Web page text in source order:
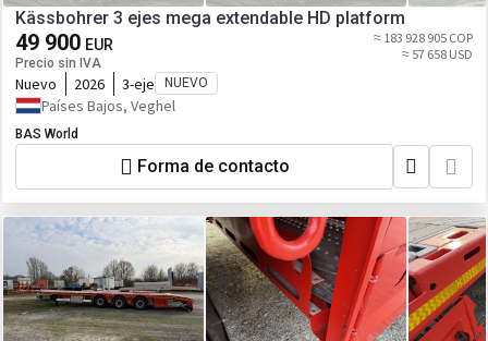
Kässbohrer 3 ejes mega extendable HD platform
49 900 EUR
Precio sin IVA
≈ 183 928 905 COP
≈ 57 658 USD
Nuevo 2026 3-eje NUEVO
Países Bajos, Veghel
BAS World
Forma de contacto